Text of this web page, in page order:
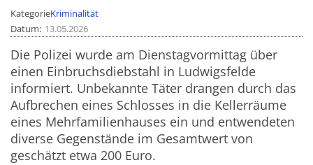
KategorieKriminalität
Datum 13.05.2026
Die Polizei wurde am Dienstagvormittag über
einen Einbruchsdiebstahl in Ludwigsfelde
informiert. Unbekannte Täter drangen durch das
Aufbrechen eines Schlosses in die Kellerräume
eines Mehrfamilienhauses ein und entwendeten
diverse Gegenstände im Gesamtwert von
geschätzt etwa 200 Euro.